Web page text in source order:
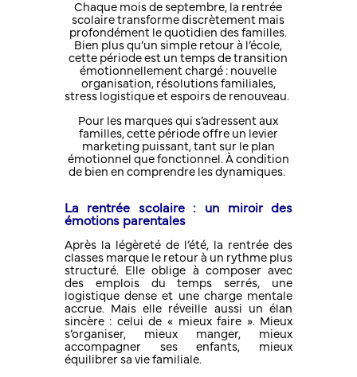
Chaque mois de septembre, la rentrée
scolaire transforme discrètement mais
profondément le quotidien des familles.
Bien plus qu’un simple retour à l’école,
cette période est un temps de transition
émotionnellement chargé : nouvelle
organisation, résolutions familiales,
stress logistique et espoirs de renouveau.
Pour les marques qui s’adressent aux
familles, cette période offre un levier
marketing puissant, tant sur le plan
émotionnel que fonctionnel. À condition
de bien en comprendre les dynamiques.
La rentrée scolaire : un miroir des
émotions parentales
Après la légèreté de l’été, la rentrée des
classes marque le retour à un rythme plus
structuré. Elle oblige à composer avec
des emplois du temps serrés, une
logistique dense et une charge mentale
accrue. Mais elle réveille aussi un élan
sincère : celui de « mieux faire ». Mieux
s’organiser, mieux manger, mieux
accompagner ses enfants, mieux
équilibrer sa vie familiale.